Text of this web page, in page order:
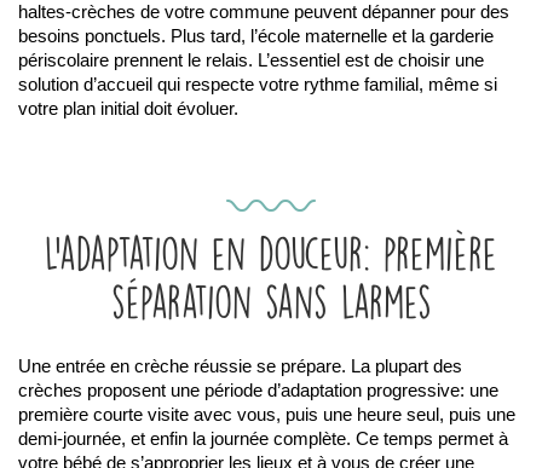
haltes-crèches de votre commune peuvent dépanner pour des
besoins ponctuels. Plus tard, l’école maternelle et la garderie
périscolaire prennent le relais. L’essentiel est de choisir une
solution d’accueil qui respecte votre rythme familial, même si
votre plan initial doit évoluer.
L’adaptation en douceur: première
séparation sans larmes
Une entrée en crèche réussie se prépare. La plupart des
crèches proposent une période d’adaptation progressive: une
première courte visite avec vous, puis une heure seul, puis une
demi-journée, et enfin la journée complète. Ce temps permet à
votre bébé de s’approprier les lieux et à vous de créer une